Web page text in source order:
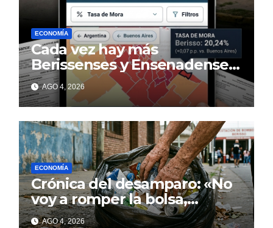
ECONOMÍA
Cada vez hay más
Berissenses y Ensenadenses
con deudas incobrables
AGO 4, 2026
ECONOMÍA
Crónica del desamparo: «No
voy a romper la bolsa,
quédese tranquilo…»
AGO 4, 2026